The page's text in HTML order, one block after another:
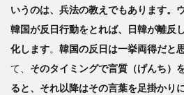
いうのは、兵法の教えでもあります。
韓国が反日行動をとれば、日韓が離反
化します。 韓国の反日は一挙両得だと
て、 そのタイミングで言質（げんち）
ると、それ以降はその言葉を足掛かり